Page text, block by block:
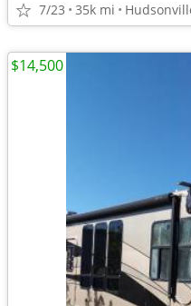
7/23 35k mi
$14,500